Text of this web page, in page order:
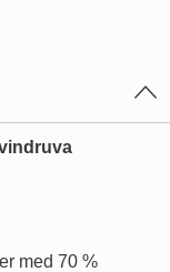
med 70 %